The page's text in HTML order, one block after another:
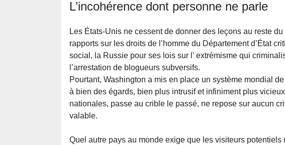
L’incohérence dont personne ne parle
Les États-Unis ne cessent de donner des leçons au reste
rapports sur les droits de l’homme du Département d’État
social, la Russie pour ses lois sur l’ extrémisme qui
l’arrestation de blogueurs subversifs.
Pourtant, Washington a mis en place un système mondial
à bien des égards, bien plus intrusif et infiniment plus
nationales, passe au crible le passé, ne repose sur aucun
valable.
Quel autre pays au monde exige que les visiteurs